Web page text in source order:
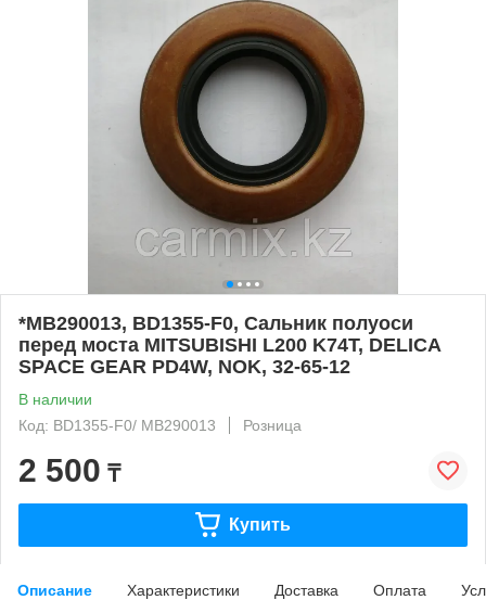
*MB290013, BD1355-F0, Сальник полуоси
перед моста MITSUBISHI L200 K74T, DELICA
SPACE GEAR PD4W, NOK, 32-65-12
В наличии
Код: BD1355-F0/ MB290013
Розница
2 500 ₸
Купить
Описание Характеристики Доставка Оплата